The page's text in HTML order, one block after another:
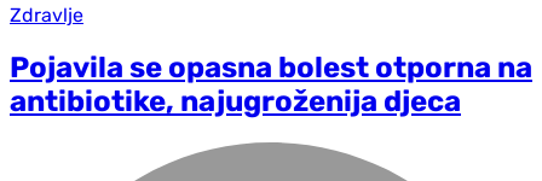
Zdravlje
Pojavila se opasna bolest otporna na
antibiotike, najugroženija djeca